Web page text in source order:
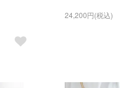
24,200円(税込)